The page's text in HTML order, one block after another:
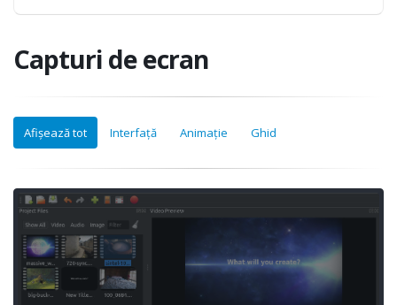
Capturi de ecran
Afișează tot Interfață Animație Ghid